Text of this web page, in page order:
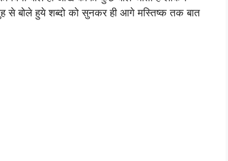
बोले हुये शब्दो को सुनकर ही आगे मस्तिष्क तक बात